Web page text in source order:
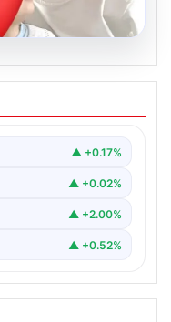
alınan
Oltu ilçesinde▲ +0.17%
▲ +0.02%
▲ +2.00%
▲ +0.52%